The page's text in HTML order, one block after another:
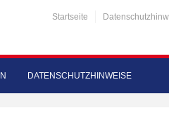
Startseite
DATENSCHUTZHINWEISE